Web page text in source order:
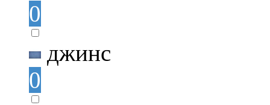
0
джинс
0